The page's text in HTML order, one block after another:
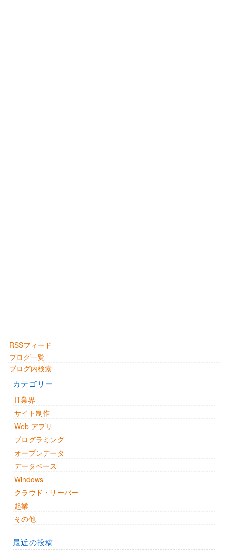
RSSフィード
ブログ一覧
ブログ内検索
カテゴリー
IT業界
サイト制作
Web アプリ
プログラミング
オープンデータ
データベース
Windows
クラウド・サーバー
起業
その他
最近の投稿